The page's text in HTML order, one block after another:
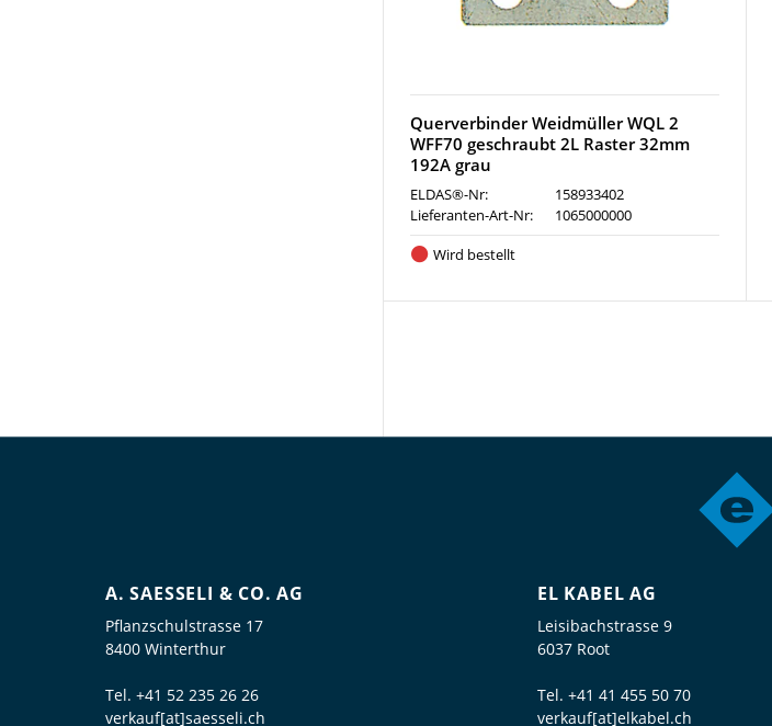
Querverbinder Weidmüller WQL 2
WFF70 geschraubt 2L Raster 32mm
192A grau
ELDAS®-Nr:
158933402
Lieferanten-Art-Nr:
1065000000
Wird bestellt
A. SAESSELI & CO. AG
Pflanzschulstrasse 17
8400 Winterthur
Tel. +41 52 235 26 26
verkauf[at]saesseli.ch
EL KABEL AG
Leisibachstrasse 9
6037 Root
Tel. +41 41 455 50 70
verkauf[at]elkabel.ch